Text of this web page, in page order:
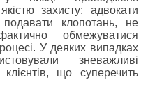
захисту: адвокати
клопотань, не
обмежуватися
У деяких випадках
зневажливі
що суперечить